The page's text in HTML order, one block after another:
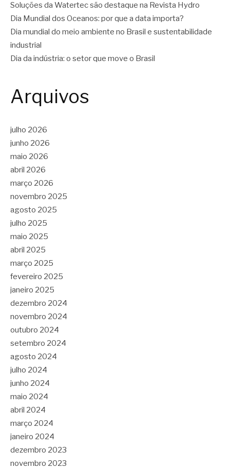
Soluções da Watertec são destaque na Revista Hydro
Dia Mundial dos Oceanos: por que a data importa?
Dia mundial do meio ambiente no Brasil e sustentabilidade
industrial
Dia da indústria: o setor que move o Brasil
Arquivos
julho 2026
junho 2026
maio 2026
abril 2026
março 2026
novembro 2025
agosto 2025
julho 2025
maio 2025
abril 2025
março 2025
fevereiro 2025
janeiro 2025
dezembro 2024
novembro 2024
outubro 2024
setembro 2024
agosto 2024
julho 2024
junho 2024
maio 2024
abril 2024
março 2024
janeiro 2024
dezembro 2023
novembro 2023